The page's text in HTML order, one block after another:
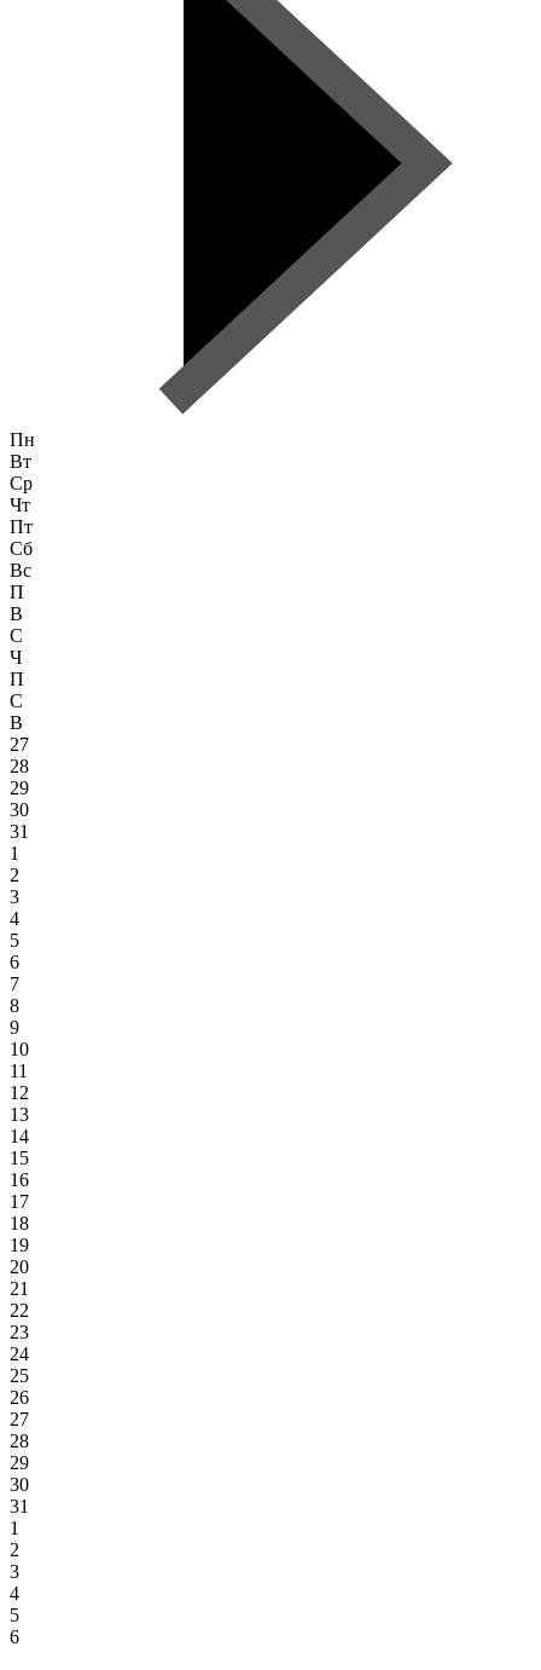
Пн
Вт
Ср
Чт
Пт
Сб
Вс
П
В
С
Ч
П
С
В
27
28
29
30
31
1
2
3
4
5
6
7
8
9
10
11
12
13
14
15
16
17
18
19
20
21
22
23
24
25
26
27
28
29
30
31
1
2
3
4
5
6